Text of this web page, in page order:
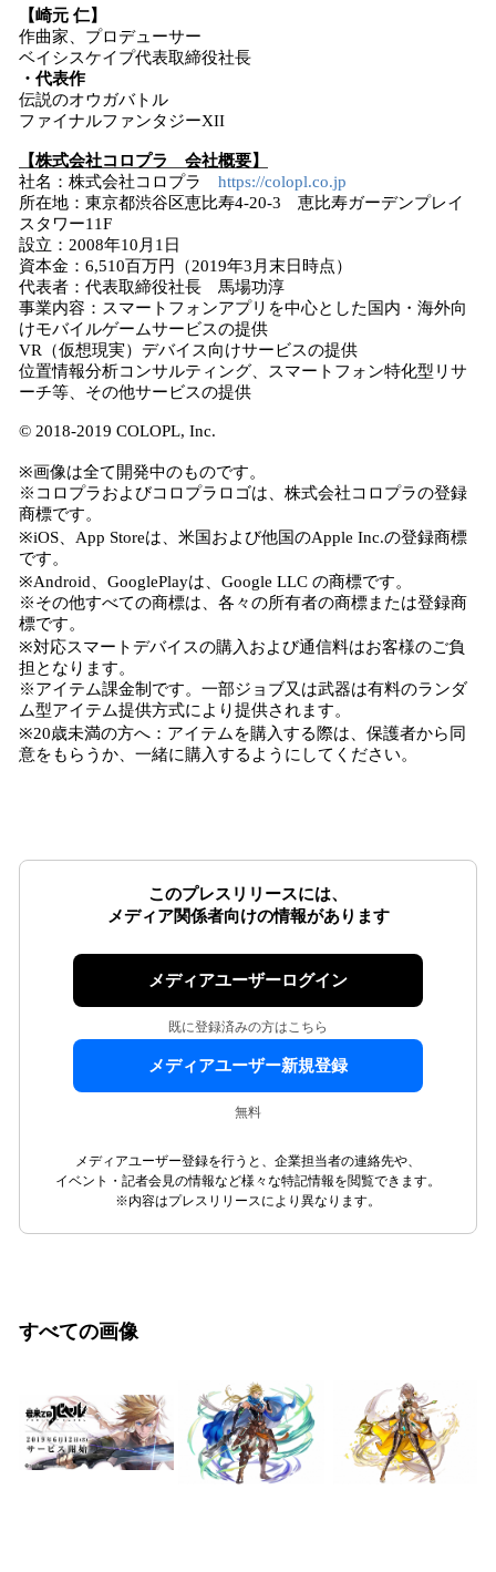
【崎元 仁】
作曲家、プロデューサー
ベイシスケイプ代表取締役社長
・代表作
伝説のオウガバトル
ファイナルファンタジーXII
【株式会社コロプラ 会社概要】
社名：株式会社コロプラ https://colopl.co.jp
所在地：東京都渋谷区恵比寿4-20-3 恵比寿ガーデンプレイ
スタワー11F
設立：2008年10月1日
資本金：6,510百万円（2019年3月末日時点）
代表者：代表取締役社長 馬場功淳
事業内容：スマートフォンアプリを中心とした国内・海外向
けモバイルゲームサービスの提供
VR（仮想現実）デバイス向けサービスの提供
位置情報分析コンサルティング、スマートフォン特化型リサ
ーチ等、その他サービスの提供
© 2018-2019 COLOPL, Inc.
※画像は全て開発中のものです。
※コロプラおよびコロプラロゴは、株式会社コロプラの登録
商標です。
※iOS、App Storeは、米国および他国のApple Inc.の登録商標
です。
※Android、GooglePlayは、Google LLC の商標です。
※その他すべての商標は、各々の所有者の商標または登録商
標です。
※対応スマートデバイスの購入および通信料はお客様のご負
担となります。
※アイテム課金制です。一部ジョブ又は武器は有料のランダ
ム型アイテム提供方式により提供されます。
※20歳未満の方へ：アイテムを購入する際は、保護者から同
意をもらうか、一緒に購入するようにしてください。
このプレスリリースには、
メディア関係者向けの情報があります
メディアユーザーログイン
既に登録済みの方はこちら
メディアユーザー新規登録
無料
メディアユーザー登録を行うと、企業担当者の連絡先や、
イベント・記者会見の情報など様々な特記情報を閲覧できます。
※内容はプレスリリースにより異なります。
すべての画像